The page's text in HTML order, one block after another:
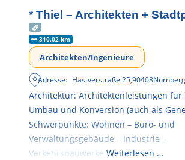
* Thiel – Architekten +
310.02 km
Architekten/Ingenieure
Adresse: Hastverstraße 25,90408Nürnberg
Architektur: Architektenleistungen für
Umbau und Konversion (auch als
Schwerpunkte: Wohnen – Büro- und
Verwaltungsgebäude – Industrie –
Verkehrsbauwerke. Weiterlesen …